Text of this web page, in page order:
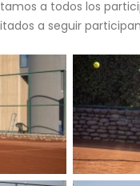
a todos los
a seguir